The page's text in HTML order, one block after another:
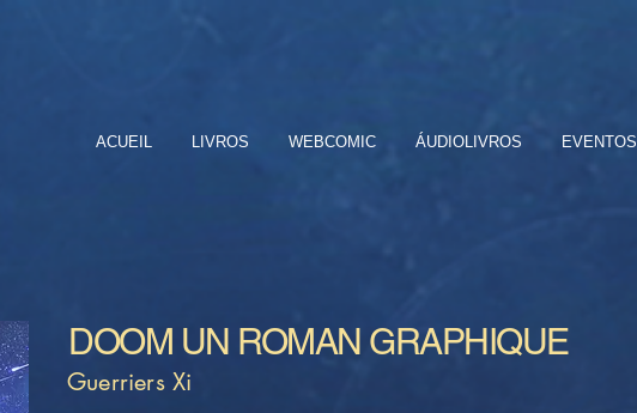
ACUEIL LIVROS WEBCOMIC ÁUDIOLIVROS EVENTOS
DOOM UN ROMAN GRAPHIQUE
Guerriers Xi